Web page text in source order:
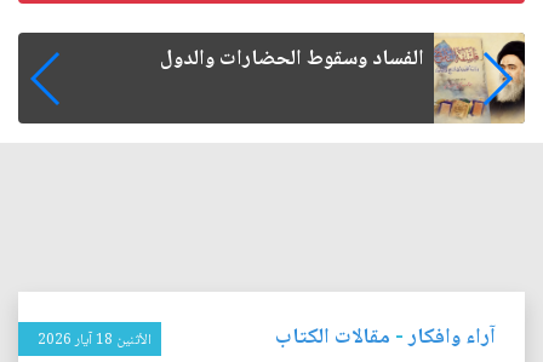
رواتب الموظفين على صفيح ساخن
آراء وافكار- مقالات الكتاب الأثنين 18 آيار 2026